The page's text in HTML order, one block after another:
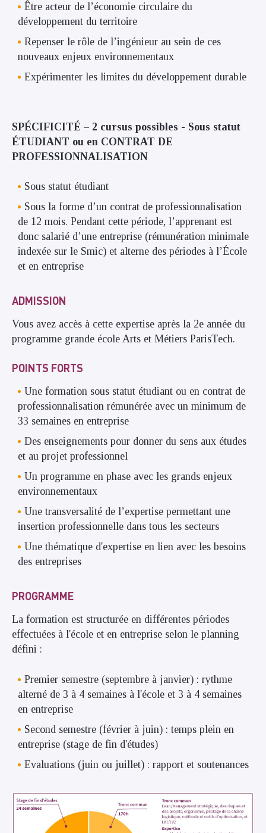
Être acteur de l’économie circulaire du
développement du territoire
Repenser le rôle de l’ingénieur au sein de ces
nouveaux enjeux environnementaux
Expérimenter les limites du développement durable
SPÉCIFICITÉ – 2 cursus possibles - Sous statut
ÉTUDIANT ou en CONTRAT DE
PROFESSIONNALISATION
Sous statut étudiant
Sous la forme d’un contrat de professionnalisation
de 12 mois. Pendant cette période, l’apprenant est
donc salarié d’une entreprise (rémunération minimale
indexée sur le Smic) et alterne des périodes à l’École
et en entreprise
ADMISSION
Vous avez accès à cette expertise après la 2e année du
programme grande école Arts et Métiers ParisTech.
POINTS FORTS
Une formation sous statut étudiant ou en contrat de
professionnalisation rémunérée avec un minimum de
33 semaines en entreprise
Des enseignements pour donner du sens aux études
et au projet professionnel
Un programme en phase avec les grands enjeux
environnementaux
Une transversalité de l’expertise permettant une
insertion professionnelle dans tous les secteurs
Une thématique d'expertise en lien avec les besoins
des entreprises
PROGRAMME
La formation est structurée en différentes périodes
effectuées à l'école et en entreprise selon le planning
défini :
Premier semestre (septembre à janvier) : rythme
alterné de 3 à 4 semaines à l'école et 3 à 4 semaines
en entreprise
Second semestre (février à juin) : temps plein en
entreprise (stage de fin d'études)
Evaluations (juin ou juillet) : rapport et soutenances